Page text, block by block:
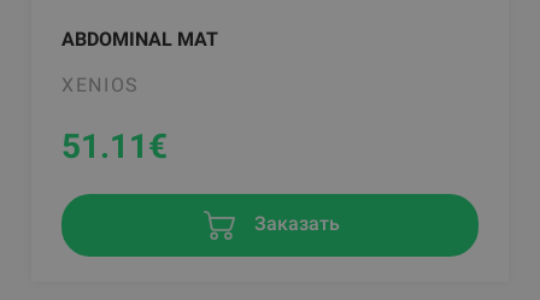
ABDOMINAL MAT
XENIOS
51.11€
Заказать